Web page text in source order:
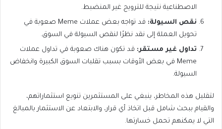
الاصطناعية نتيجة للترويج غير المنضبط.
نقص السيولة:
قد تواجه بعض عملات Meme صعوبة في
تحويل العملة إلى نقد نظرًا لنقص السيولة في السوق.
تداول غير مستقر: قد تكون هناك صعوبة في تداول عملات
Meme في بعض الأوقات بسبب تقلبات السوق الكبيرة وانخفاض
السيولة.
لتقليل هذه المخاطر، ينبغي على المستثمرين تنويع استثماراتهم،
والقيام ببحث شامل قبل اتخاذ أي قرار، والابتعاد عن الاستثمار بالمبالغ
التي لا يمكنهم تحمل خسارتها.